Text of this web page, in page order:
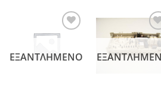
Add to
ΕΞΑΝΤΛΗΜΈΝΟ
Add